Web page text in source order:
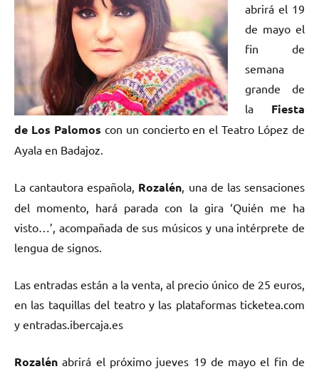
abrirá el 19
de mayo el
fin de
semana
grande de
la Fiesta
de Los Palomos con un concierto en el Teatro López de
Ayala en Badajoz.
La cantautora española, Rozalén , una de las sensaciones
del momento, hará parada con la gira ‘Quién me ha
visto…’, acompañada de sus músicos y una intérprete de
lengua de signos.
Las entradas están a la venta, al precio único de 25 euros,
en las taquillas del teatro y las plataformas ticketea.com
y entradas.ibercaja.es
Rozalén abrirá el próximo jueves 19 de mayo el fin de